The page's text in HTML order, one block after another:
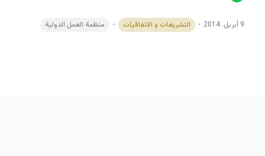
9 أبريل، 2014 التشريعات و الاتفاقيات منظمة العمل الدولية